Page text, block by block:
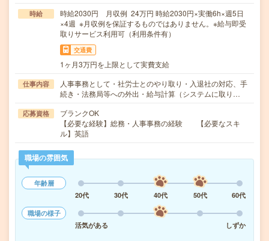
時給
時給2030円 月収例 24万円 時給2030円×実働6h×週5日
×4週 ※月収例を保証するものではありません。※給与即受
取りサービス利用可（利用条件有）
交通費
1ヶ月3万円を上限として実費支給
仕事内容
人事事務として・社労士とのやり取り・入退社の対応、手
続き・法務局等への外出・給与計算（システムに取り…
応募資格
ブランクOK
【必要な経験】総務・人事事務の経験 【必要なスキ
ル】英語
職場の雰囲気
年齢層
20代
30代 40代 50代
60代
職場の様子
活気がある
しずか